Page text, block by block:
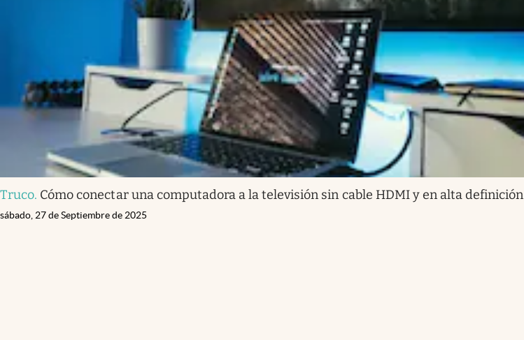
Truco. Cómo conectar una computadora a la televisión sin cable HDMI y en alta definición
sábado, 27 de Septiembre de 2025